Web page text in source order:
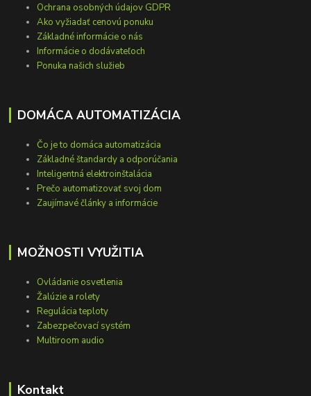
Ochrana osobných údajov GDPR
Ako vyžiadať cenovú ponuku
Základné informácie o nás
Informácie o dodávateľoch
Ponuka našich služieb
DOMÁCA AUTOMATIZÁCIA
Čo je to domáca automatizácia
Základné štandardy a odporúčania
Inteligentná elektroinštalácia
Prečo automatizovať svoj dom
Zaujímavé články a informácie
MOŽNOSTI VYUŽITIA
Ovládanie osvetlenia
Žalúzie a rolety
Regulácia teploty
Zabezpečovací systém
Multiroom audio
Kontakt